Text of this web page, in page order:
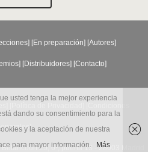
] [En preparación] [Autores]
] [Distribuidores] [Contacto]
]
25, 6º, puerta 13 - 28003 Madrid
usted tenga la mejor experiencia
dando su consentimiento para la
y la aceptación de nuestra
para mayor información.
Más